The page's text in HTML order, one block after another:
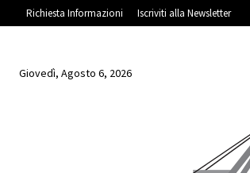
Richiesta Informazioni Iscriviti alla Newsletter
Giovedì, Agosto 6, 2026